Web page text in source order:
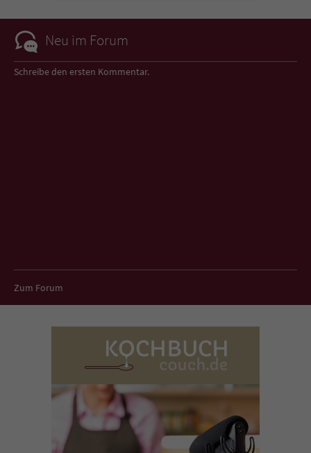
Neu im Forum
Schreibe den ersten Kommentar.
Zum Forum
überprüfen.